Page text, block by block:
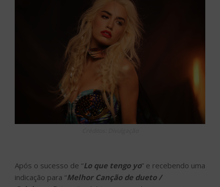
Após o sucesso de “Lo que tengo yo” e recebendo uma
indicação para “Melhor Canção de dueto /